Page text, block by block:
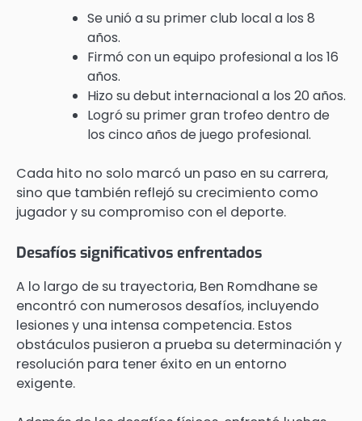
Se unió a su primer club local a los 8
años.
Firmó con un equipo profesional a los 16
años.
Hizo su debut internacional a los 20 años.
Logró su primer gran trofeo dentro de
los cinco años de juego profesional.
Cada hito no solo marcó un paso en su carrera,
sino que también reflejó su crecimiento como
jugador y su compromiso con el deporte.
Desafíos significativos enfrentados
A lo largo de su trayectoria, Ben Romdhane se
encontró con numerosos desafíos, incluyendo
lesiones y una intensa competencia. Estos
obstáculos pusieron a prueba su determinación y
resolución para tener éxito en un entorno
exigente.